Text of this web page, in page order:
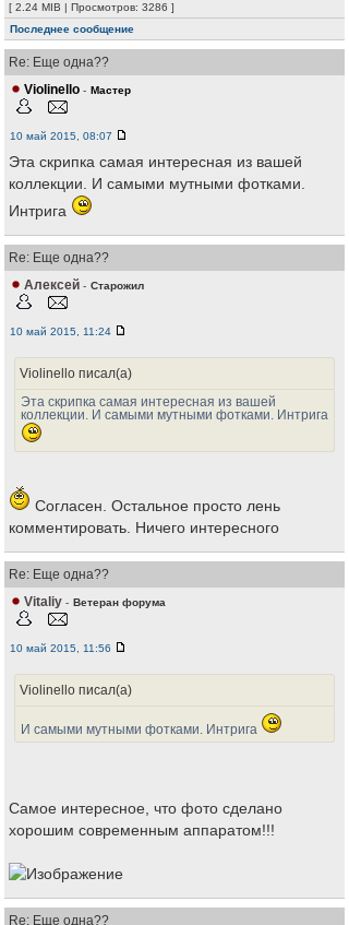
[ 2.24 MIB | Просмотров: 3286 ]
Последнее сообщение
Re: Еще одна??
Violinello - Мастер
10 май 2015, 08:07
Эта скрипка самая интересная из вашей
коллекции. И самыми мутными фотками.
Интрига
Re: Еще одна??
Алексей - Старожил
10 май 2015, 11:24
Violinello писал(а)
Эта скрипка самая интересная из вашей
коллекции. И самыми мутными фотками. Интрига
Согласен. Остальное просто лень
комментировать. Ничего интересного
Re: Еще одна??
Vitaliy - Ветеран форума
10 май 2015, 11:56
Violinello писал(а)
И самыми мутными фотками. Интрига
Самое интересное, что фото сделано
хорошим современным аппаратом!!!
Re: Еще одна??